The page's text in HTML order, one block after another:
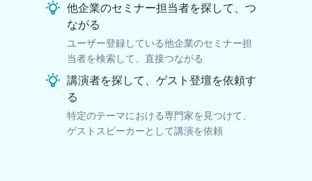
他企業のセミナー担当者を探して、つ
ながる
ユーザー登録している他企業のセミナー担
当者を検索して、直接つながる
講演者を探して、ゲスト登壇を依頼す
る
特定のテーマにおける専門家を見つけて、
ゲストスピーカーとして講演を依頼